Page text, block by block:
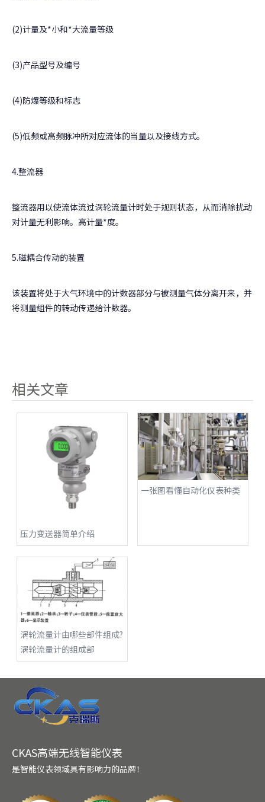
(2)计量及*小和*大流量等级
(3)产品型号及编号
(4)防爆等级和标志
(5)低频或高频脉冲所对应流体的当量以及接线方式。
4.整流器
整流器用以使流体流过涡轮流量计时处于规则状态，从而消除扰动
对计量无利影响。高计量*度。
5.磁耦合传动的装置
该装置将处于大气环境中的计数器部分与被测量气体分离开来，并
将测量组件的转动传递给计数器。
相关文章
压力变送器简单介绍
一张图看懂自动化仪表种类
涡轮流量计由哪些部件组成?
涡轮流量计的组成部
CKAS高端无线智能仪表
是智能仪表领域具有影响力的品牌！